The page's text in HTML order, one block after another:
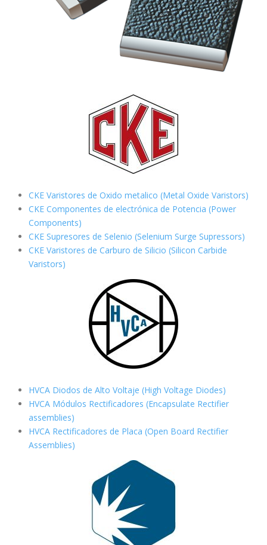
CKE Varistores de Oxido metalico (Metal Oxide Varistors)
CKE Componentes de electrónica de Potencia (Power
Components)
CKE Supresores de Selenio (Selenium Surge Supressors)
CKE Varistores de Carburo de Silicio (Silicon Carbide
Varistors)
HVCA Diodos de Alto Voltaje (High Voltage Diodes)
HVCA Módulos Rectificadores (Encapsulate Rectifier
assemblies)
HVCA Rectificadores de Placa (Open Board Rectifier
Assemblies)